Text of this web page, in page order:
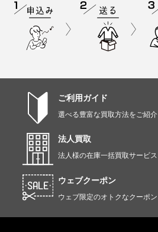
ご利用ガイド
選べる豊富な買取方法をご紹介
法人買取
法人様の在庫一括買取サービス
ウェブクーポン
ウェブ限定のオトクなクーポン